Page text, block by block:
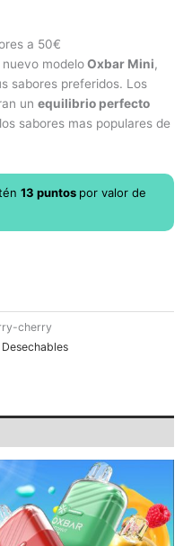
a 50€
modeloOxbar Mini,
sabores preferidos. Los
un equilibrio perfecto
sabores mas populares de
13 puntos por valor de
cherry
Desechables